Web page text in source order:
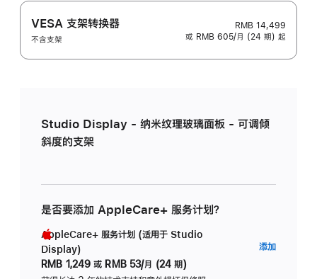
VESA 支架转换器
不含支架
RMB 14,499
或 RMB 605/月 (24 期) 起
Studio Display - 纳米纹理玻璃面板 - 可调倾
斜度的支架
是否要添加 AppleCare+ 服务计划？
AppleCare+ 服务计划 (适用于 Studio
Display)
RMB 1,249 或 RMB 53/月 (24 期)
添加